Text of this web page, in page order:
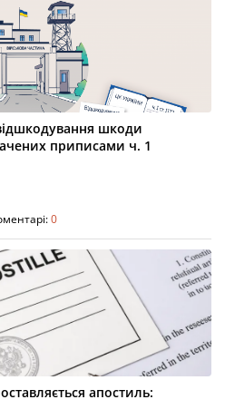
шкоди
приписами ч. 1
0
апостиль: